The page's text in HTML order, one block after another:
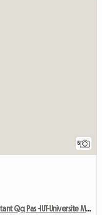
5
Chambre étudiant chez Habitant Qq Pas -IUT-Universite Mazier